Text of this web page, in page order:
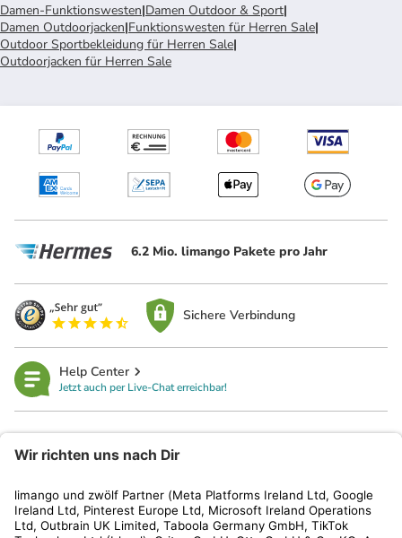
Damen-Funktionswesten|Damen Outdoor & Sport|
Damen Outdoorjacken|Funktionswesten für Herren Sale|
Outdoor Sportbekleidung für Herren Sale|
Outdoorjacken für Herren Sale
6.2 Mio. limango Pakete pro Jahr
Sichere Verbindung
Help Center
Jetzt auch per Live-Chat erreichbar!
Kundenservice